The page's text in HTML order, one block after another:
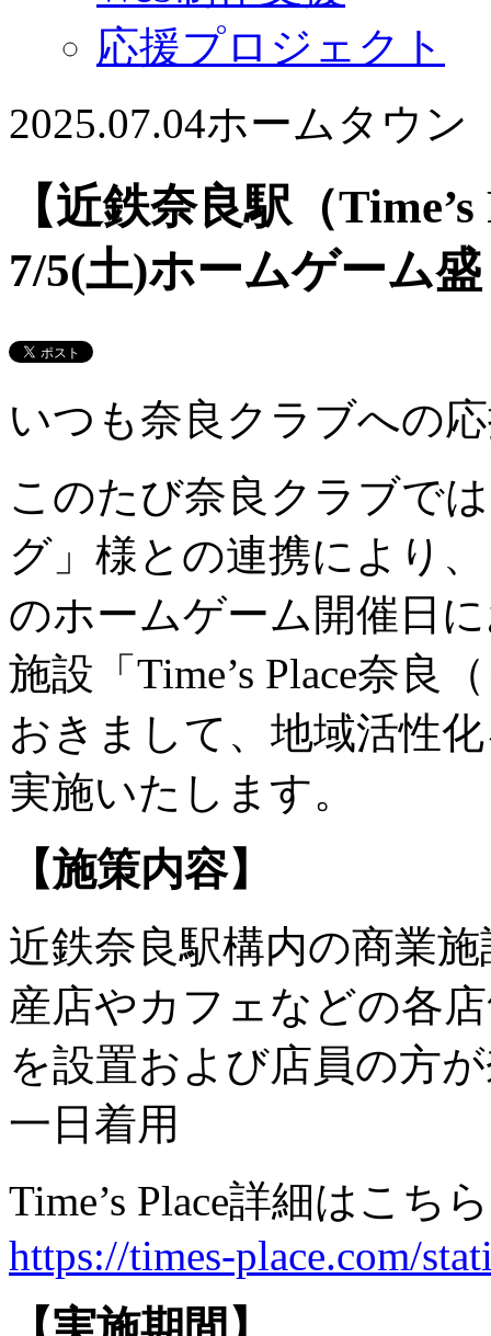
応援プロジェクト
2025.07.04ホームタウン
【近鉄奈良駅（
7/5(土)ホームゲーム
いつも奈良クラブへの
このたび奈良クラブで
グ」様との連携により
のホームゲーム開催日
施設「Time’s Place奈良
おきまして、地域活性
実施いたします。
【施策内容】
近鉄奈良駅構内の商業施
産店やカフェなどの各
を設置および店員の方
一日着用
Time’s Place詳細はこ
https://times-place.com/